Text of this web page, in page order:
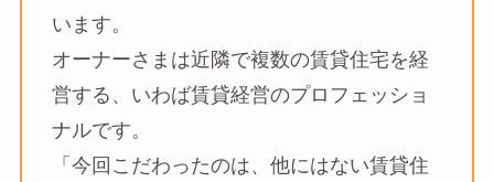
います。
オーナーさまは近隣で複数の賃貸住宅を経
営する、いわば賃貸経営のプロフェッショ
ナルです。
「今回こだわったのは、他にはない賃貸住